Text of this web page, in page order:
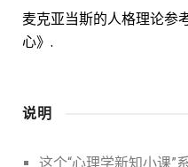
麦克亚当斯的人格理论参
心》.
说明
这个“心理学新知小课”